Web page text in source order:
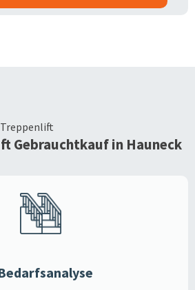
Gebrauchtkauf in Hauneck